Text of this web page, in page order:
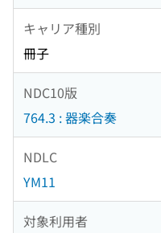
キャリア種別
冊子
NDC10版
764.3 : 器楽合奏
NDLC
YM11
対象利用者